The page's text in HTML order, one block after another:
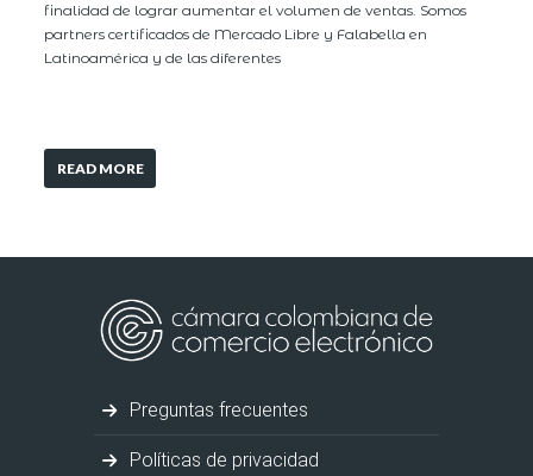
finalidad de lograr aumentar el volumen de ventas. Somos
partners certificados de Mercado Libre y Falabella en
Latinoamérica y de las diferentes
READ MORE
Preguntas frecuentes
Políticas de privacidad